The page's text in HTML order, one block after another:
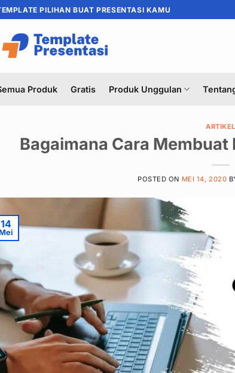
PILIHAN BUAT PRESENTASI KAMU
Produk Gratis Produk Unggulan
ARTIKEL
Bagaimana Cara
POSTED ON MEI 14, 2020
14